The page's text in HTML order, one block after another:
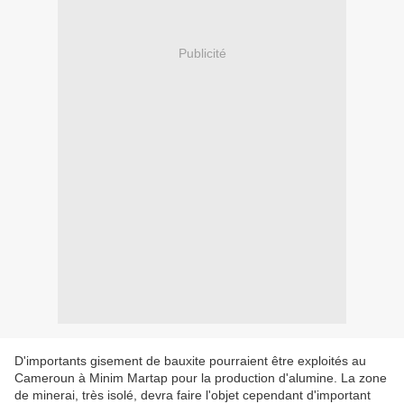
Publicité
D'importants gisement de bauxite pourraient être exploités au
Cameroun à Minim Martap pour la production d'alumine. La zone
de minerai, très isolé, devra faire l'objet cependant d'important